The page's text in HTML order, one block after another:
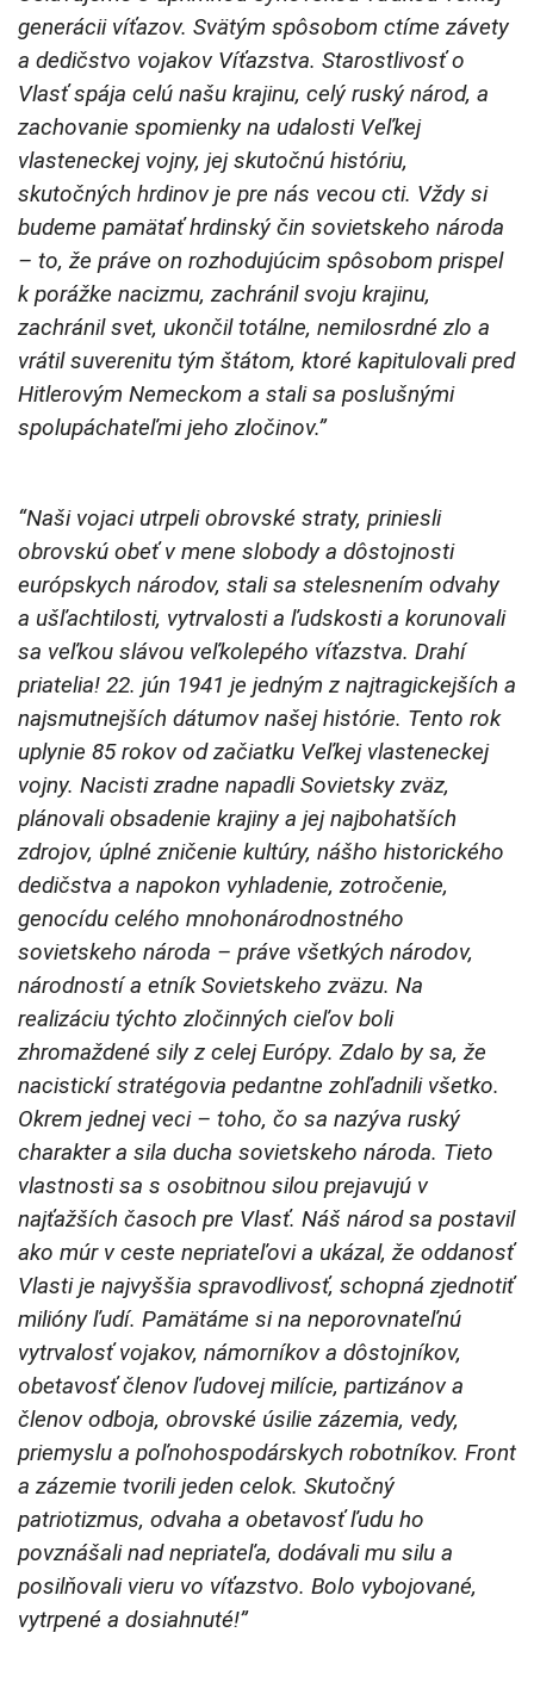
generácii víťazov. Svätým spôsobom ctíme závety
a dedičstvo vojakov Víťazstva. Starostlivosť o
Vlasť spája celú našu krajinu, celý ruský národ, a
zachovanie spomienky na udalosti Veľkej
vlasteneckej vojny, jej skutočnú históriu,
skutočných hrdinov je pre nás vecou cti. Vždy si
budeme pamätať hrdinský čin sovietskeho národa
– to, že práve on rozhodujúcim spôsobom prispel
k porážke nacizmu, zachránil svoju krajinu,
zachránil svet, ukončil totálne, nemilosrdné zlo a
vrátil suverenitu tým štátom, ktoré kapitulovali pred
Hitlerovým Nemeckom a stali sa poslušnými
spolupáchateľmi jeho zločinov.”
“Naši vojaci utrpeli obrovské straty, priniesli
obrovskú obeť v mene slobody a dôstojnosti
európskych národov, stali sa stelesnením odvahy
a ušľachtilosti, vytrvalosti a ľudskosti a korunovali
sa veľkou slávou veľkolepého víťazstva. Drahí
priatelia! 22. jún 1941 je jedným z najtragickejších a
najsmutnejších dátumov našej histórie. Tento rok
uplynie 85 rokov od začiatku Veľkej vlasteneckej
vojny. Nacisti zradne napadli Sovietsky zväz,
plánovali obsadenie krajiny a jej najbohatších
zdrojov, úplné zničenie kultúry, nášho historického
dedičstva a napokon vyhladenie, zotročenie,
genocídu celého mnohonárodnostného
sovietskeho národa – práve všetkých národov,
národností a etník Sovietskeho zväzu. Na
realizáciu týchto zločinných cieľov boli
zhromaždené sily z celej Európy. Zdalo by sa, že
nacistickí stratégovia pedantne zohľadnili všetko.
Okrem jednej veci – toho, čo sa nazýva ruský
charakter a sila ducha sovietskeho národa. Tieto
vlastnosti sa s osobitnou silou prejavujú v
najťažších časoch pre Vlasť. Náš národ sa postavil
ako múr v ceste nepriateľovi a ukázal, že oddanosť
Vlasti je najvyššia spravodlivosť, schopná zjednotiť
milióny ľudí. Pamätáme si na neporovnateľnú
vytrvalosť vojakov, námorníkov a dôstojníkov,
obetavosť členov ľudovej milície, partizánov a
členov odboja, obrovské úsilie zázemia, vedy,
priemyslu a poľnohospodárskych robotníkov. Front
a zázemie tvorili jeden celok. Skutočný
patriotizmus, odvaha a obetavosť ľudu ho
povznášali nad nepriateľa, dodávali mu silu a
posilňovali vieru vo víťazstvo. Bolo vybojované,
vytrpené a dosiahnuté!”